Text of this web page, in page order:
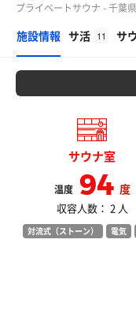
プライベートサウナ - 千葉
施設情報 サ活 11 サ
サウナ室
温度94度
収容人数： 2 人
対流式（ストーン） 電気